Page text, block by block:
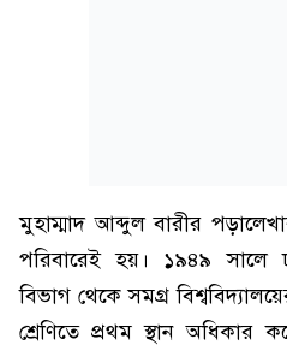
মুহাম্মাদ আব্দুল বারীর
পরিবারেই হয়। ১৯৪৯ সালে
বিভাগ থেকে সমগ্র
শ্রেণিতে প্রথম স্থান অধিকার